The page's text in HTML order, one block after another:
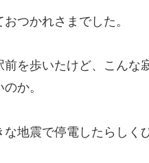
つかれさまでした。
を歩いたけど、こんな
か。
地震で停電したらしく